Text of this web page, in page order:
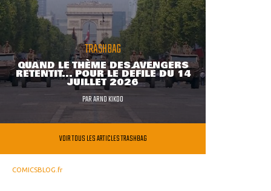
TRASHBAG
QUAND LE THÈME DES AVENGERS
RETENTIT... POUR LE DÉFILÉ DU 14
JUILLET 2026
PARARNO KIKOO
VOIR TOUS LES ARTICLES TRASHBAG
COMICSBLOG.fr